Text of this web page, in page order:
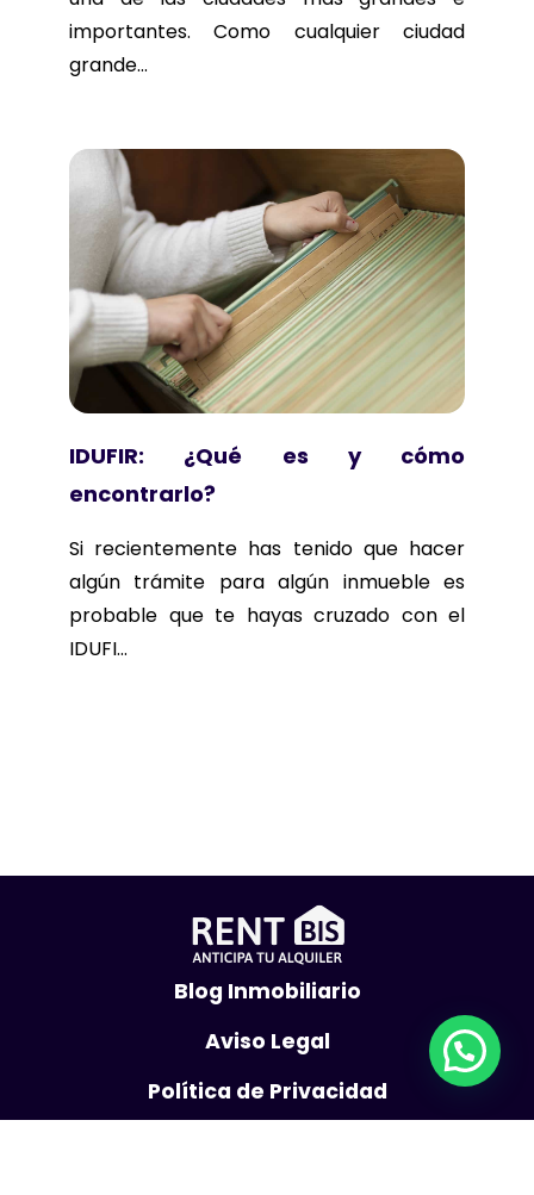
importantes. Como cualquier ciudad
grande...
IDUFIR: ¿Qué es y cómo
encontrarlo?
Si recientemente has tenido que hacer
algún trámite para algún inmueble es
probable que te hayas cruzado con el
IDUFI...
Blog Inmobiliario
Aviso Legal
Política de Privacidad